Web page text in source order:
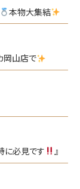
本物大集結
岡山店で
に必見です 』